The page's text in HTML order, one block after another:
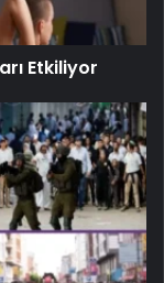
Etkiliyor